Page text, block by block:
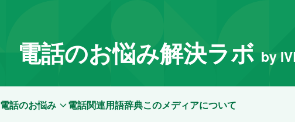
電話のお悩み解決ラボ by
電話のお悩み 電話関連用語辞典このメディアについて